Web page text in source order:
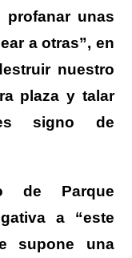
unas
a otras”, en
nuestro
plaza y talar
signo de
de Parque
a “este
supone una